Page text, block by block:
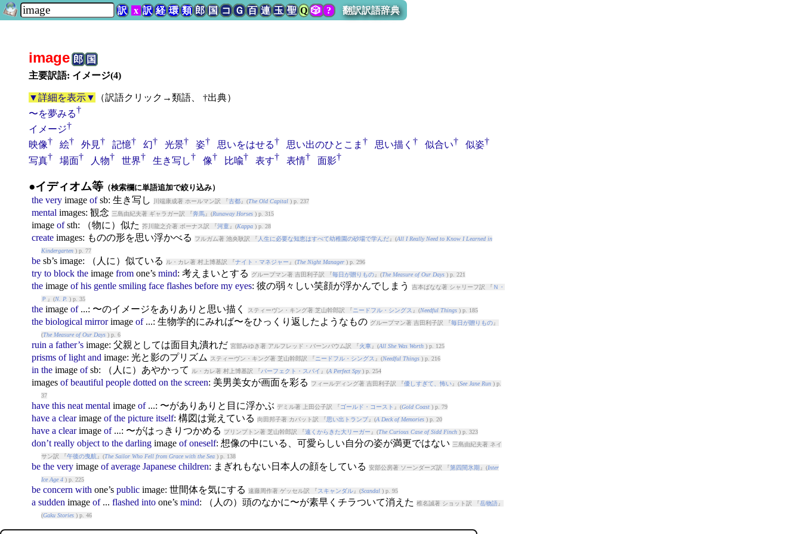
訳 x 訳 経 環 類 郎 国 コ Ｇ 百 連 玉 聖 Q 🎲? 翻訳訳語辞典
image郎 国
主要訳語: イメージ(4)
▼詳細を表示▼ （訳語クリック→類語、 †出典）
〜を夢みる†
イメージ†
映像† 絵† 外見† 記憶† 幻† 光景† 姿† 思いをはせる† 思い出のひとこま † 思い描く † 似合い† 似姿†
写真† 場面† 人物† 世界† 生き写し† 像† 比喩† 表す† 表情† 面影†
●イディオム等 （検索欄に単語追加で絞り込み）
the very image ofsb: 生き写し 川端康成著 ホールマン訳 『古都』(The Old Capital) p. 237
mental images: 観念 三島由紀夫著 ギャラガー訳 『奔馬』(Runaway Horses) p. 315
image ofsth: （物に）似た 芥川龍之介著 ボーナス訳 『河童』(Kappa) p. 28
create images: ものの形を思い浮かべる フルガム著 池央耿訳 『 人生に必要な知恵はすべて幼稚園の砂場で学んだ』(All I Really Need to Know I Learned in
Kindergarten) p. 77
besb’s image: （人に）似ている ル・カレ著 村上博基訳 『ナイト・マネジャー 』(The Night Manager) p. 296
try to block the image fromone’s mind: 考えまいとする グループマン著 吉田利子訳 『毎日が贈りもの』(The Measure of Our Days) p. 221
the image of his gentle smiling face flashes before my eyes: 彼の弱々しい笑顔が浮かんでしまう 吉本ばなな著 シャリーフ訳 『 Ｎ・
Ｐ 』(N. P. ) p. 35
the image of...: 〜のイメージをありありと思い描く スティーヴン・キング著 芝山幹郎訳 『 ニードフル・シングス 』(Needful Things) p. 185
the biological mirror image of...: 生物学的にみれば〜をひっくり返したようなもの グループマン著 吉田利子訳 『毎日が贈りもの』
(The Measure of Our Days) p. 6
ruin a father’s image: 父親としては面目丸潰れだ 宮部みゆき著 アルフレッド・バーンバウム訳 『火車 』(All She Was Worth) p. 125
prisms of light and image: 光と影のプリズム スティーヴン・キング著 芝山幹郎訳 『 ニードフル・シングス 』(Needful Things) p. 216
in the image ofsb: （人に）あやかって ル・カレ著 村上博基訳 『パーフェクト・スパイ 』(A Perfect Spy) p. 254
images of beautiful people dotted on the screen: 美男美女が画面を彩る フィールディング著 吉田利子訳 『優しすぎて、怖い』(See Jane Run) p.
37
have this neat mental image of...: 〜がありありと目に浮かぶ デミル著 上田公子訳 『ゴールド・コースト 』(Gold Coast) p. 79
have a clear image of the picture itself: 構図は覚えている 向田邦子著 カバット訳 『思い出トランプ』(A Deck of Memories) p. 20
have a clear image of...: 〜がはっきりつかめる プリンプトン著 芝山幹郎訳 『遠くからきた大リーガー 』(The Curious Case of Sidd Finch) p. 323
don’t really object to the darling image of oneself: 想像の中にいる、可愛らしい自分の姿が満更ではない 三島由紀夫著 ネイ
サン訳 『午後の曳航 』(The Sailor Who Fell from Grace with the Sea) p. 138
be the very image of average Japanese children: まぎれもない日本人の顔をしている 安部公房著 ソーンダーズ訳 『第四間氷期 』(Inter
Ice Age 4) p. 225
be concern with one’s public image: 世間体を気にする 遠藤周作著 ゲッセル訳 『スキャンダル』(Scandal) p. 95
a sudden image of... flashed intoone’s mind: （人の）頭のなかに〜が素早くチラついて消えた 椎名誠著 ショット訳 『岳物語』
(Gaku Stories) p. 46